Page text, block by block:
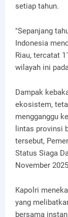
setiap tahun.
"Sepanjang
Indonesia
Riau, tercatat
wilayah ini
Dampak
ekosistem,
mengganggu
lintas provinsi
tersebut,
Status Siaga
November
Kapolri
yang
bersama